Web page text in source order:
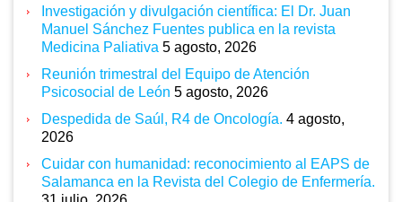
Investigación y divulgación científica: El Dr. Juan
Manuel Sánchez Fuentes publica en la revista
Medicina Paliativa 5 agosto, 2026
Reunión trimestral del Equipo de Atención
Psicosocial de León 5 agosto, 2026
Despedida de Saúl, R4 de Oncología. 4 agosto,
2026
Cuidar con humanidad: reconocimiento al EAPS de
Salamanca en la Revista del Colegio de Enfermería.